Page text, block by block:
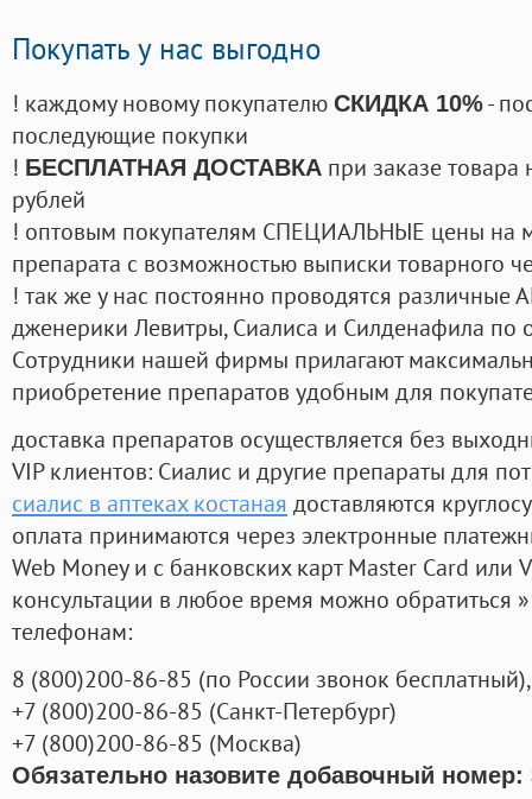
Покупать у нас выгодно
! каждому новому покупателю СКИДКА 10%-
последующие покупки
! БЕСПЛАТНАЯ ДОСТАВКА при заказе
рублей
! оптовым покупателям СПЕЦИАЛЬНЫЕ цены на
препарата с возможностью выписки товарного
! так же у нас постоянно проводятся
дженерики Левитры, Сиалиса и Силденафила по
Cотрудники нашей фирмы прилагают
приобретение препаратов удобным для
доставка препаратов осуществляется без
VIP клиентов: Сиалис и другие препараты для
сиалис в аптеках костаная доставляются
оплата принимаются через электронные
Web Money и с банковских карт Master Card или
консультации в любое время можно обратиться
телефонам:
8 (800)200-86-85 (по России звонок бесплатный),
+7 (800)200-86-85 (Санкт-Петербург)
+7 (800)200-86-85 (Москва)
Обязательно назовите добавочный номер: